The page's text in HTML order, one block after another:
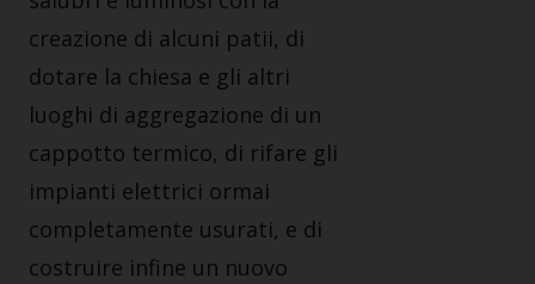
creazione di alcuni patii, di
dotare la chiesa e gli altri
luoghi di aggregazione di un
cappotto termico, di rifare gli
impianti elettrici ormai
completamente usurati, e di
costruire infine un nuovo